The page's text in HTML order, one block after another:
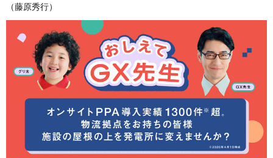
（藤原秀行）